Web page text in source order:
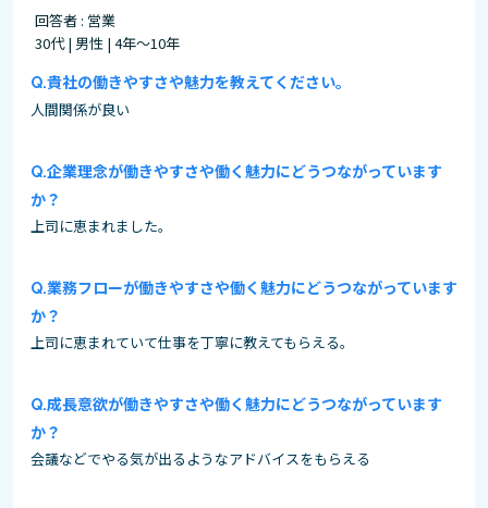
回答者 : 営業
30代 | 男性 | 4年～10年
貴社の働きやすさや魅力を教えてください。
人間関係が良い
企業理念が働きやすさや働く魅力にどうつながっています
か？
上司に恵まれました。
業務フローが働きやすさや働く魅力にどうつながっています
か？
上司に恵まれていて仕事を丁寧に教えてもらえる。
成長意欲が働きやすさや働く魅力にどうつながっています
か？
会議などでやる気が出るようなアドバイスをもらえる